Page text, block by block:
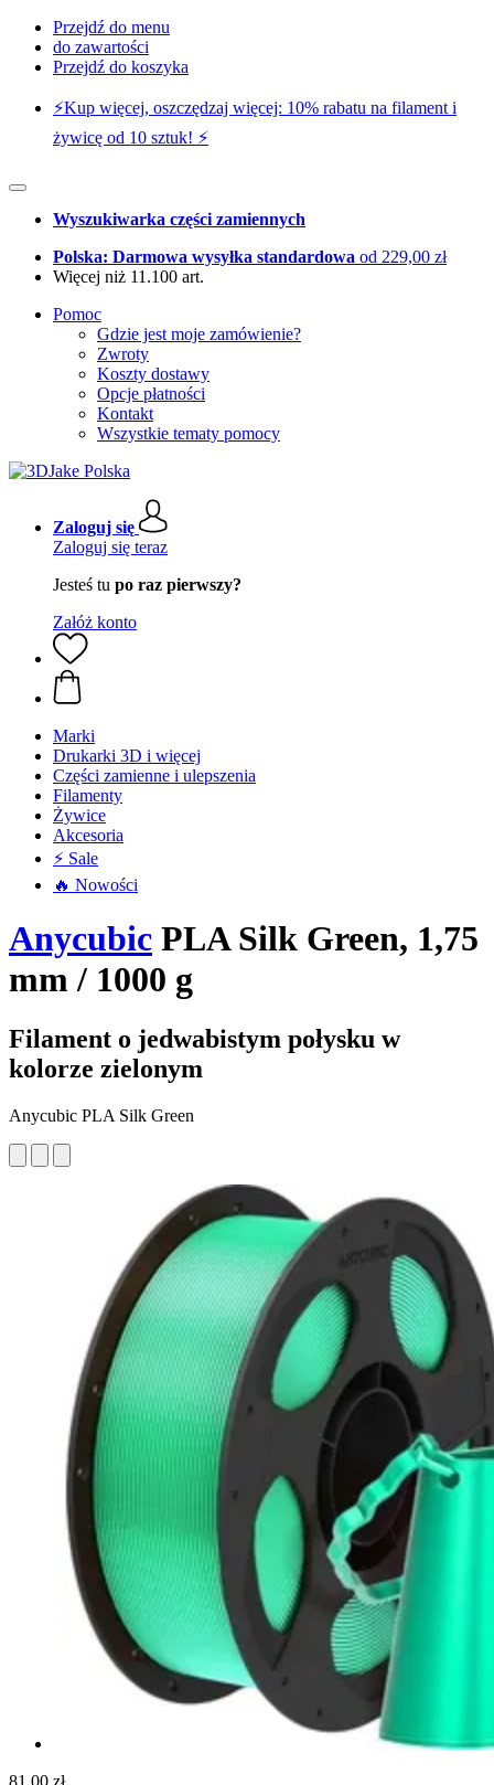
Przejdź do menu
do zawartości
Przejdź do koszyka
⚡️Kup więcej, oszczędzaj więcej: 10% rabatu na filament i
żywicę od 10 sztuk! ⚡️
Wyszukiwarka części zamiennych
Polska: Darmowa wysyłka standardowa od 229,00 zł
Więcej niż 11.100 art.
Pomoc
Gdzie jest moje zamówienie?
Zwroty
Koszty dostawy
Opcje płatności
Kontakt
Wszystkie tematy pomocy
Zaloguj się
Zaloguj się teraz
Jesteś tu po raz pierwszy?
Załóż konto
Marki
Drukarki 3D i więcej
Części zamienne i ulepszenia
Filamenty
Żywice
Akcesoria
⚡ Sale
🔥 Nowości
Anycubic PLA Silk Green, 1,75
mm / 1000 g
Filament o jedwabistym połysku w
kolorze zielonym
Anycubic PLA Silk Green
81,00 zł